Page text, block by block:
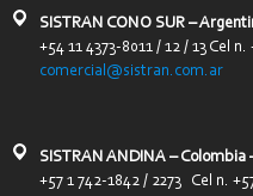
SISTRAN CONO SUR –
+54 11 4373-8011 / 12 / 13 Cel
comercial@sistran.com.ar
SISTRAN ANDINA – Colombia
+57 1 742-1842 / 2273 Cel n.